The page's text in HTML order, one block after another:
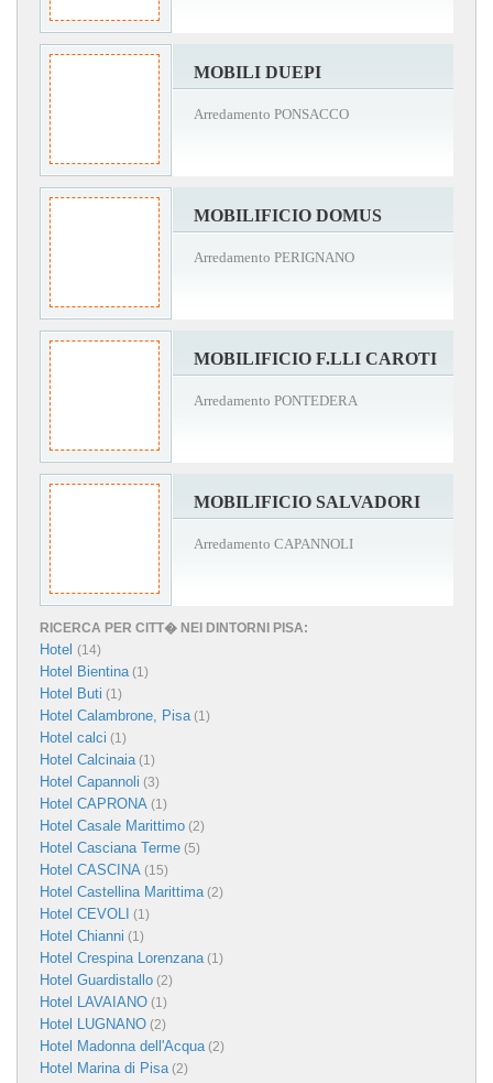
MOBILI DUEPI
Arredamento PONSACCO
MOBILIFICIO DOMUS
Arredamento PERIGNANO
MOBILIFICIO F.LLI CAROTI
Arredamento PONTEDERA
MOBILIFICIO SALVADORI
Arredamento CAPANNOLI
RICERCA PER CITT� NEI DINTORNI PISA:
Hotel (14)
Hotel Bientina(1)
Hotel Buti (1)
Hotel Calambrone, Pisa(1)
Hotel calci (1)
Hotel Calcinaia(1)
Hotel Capannoli (3)
Hotel CAPRONA (1)
Hotel Casale Marittimo (2)
Hotel Casciana Terme (5)
Hotel CASCINA (15)
Hotel Castellina Marittima(2)
Hotel CEVOLI (1)
Hotel Chianni (1)
Hotel Crespina Lorenzana(1)
Hotel Guardistallo (2)
Hotel LAVAIANO (1)
Hotel LUGNANO (2)
Hotel Madonna dell'Acqua(2)
Hotel Marina di Pisa(2)